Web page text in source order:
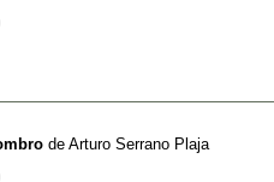
de Arturo Serrano Plaja